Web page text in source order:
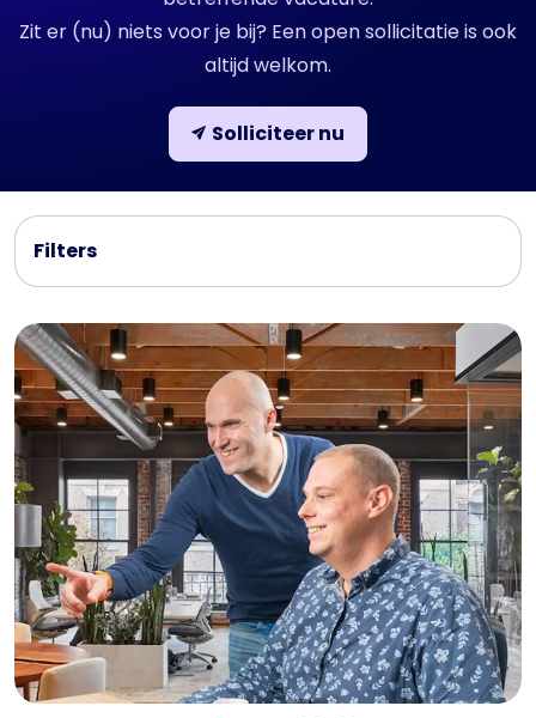
Zit er (nu) niets voor je bij? Een open sollicitatie is ook
altijd welkom.
Solliciteer nu
Filters